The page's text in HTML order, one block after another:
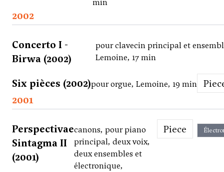
min
2002
Concerto I -
Birwa (2002)
pour clavecin principal et
Lemoine, 17 min
Six pièces (2002)pour orgue, Lemoine, 19 min
2001
Perspectivae
Sintagma II
(2001)
canons, pour piano
principal, deux voix,
deux ensembles et
électronique,
Piece